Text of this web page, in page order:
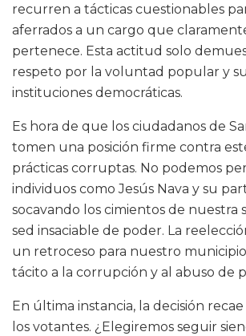
recurren a tácticas cuestionables
aferrados a un cargo que
pertenece. Esta actitud solo
respeto por la voluntad popular y
instituciones democráticas.
Es hora de que los ciudadanos de
tomen una posición firme contra
prácticas corruptas. No podemos
individuos como Jesús Nava y su
socavando los cimientos de nuestra
sed insaciable de poder. La
un retroceso para nuestro
tácito a la corrupción y al abuso de
En última instancia, la decisión
los votantes. ¿Elegiremos seguir